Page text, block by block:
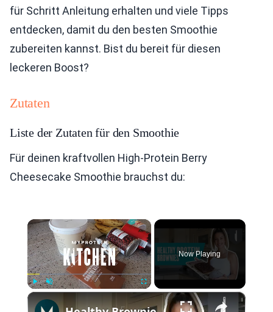
für Schritt Anleitung erhalten und viele Tipps
entdecken, damit du den besten Smoothie
zubereiten kannst. Bist du bereit für diesen
leckeren Boost?
Zutaten
Liste der Zutaten für den Smoothie
Für deinen kraftvollen High-Protein Berry
Cheesecake Smoothie brauchst du:
×
Fullscreen
Now Playing
×